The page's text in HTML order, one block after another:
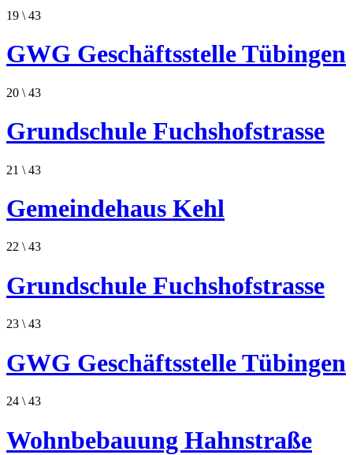
19 \ 43
GWG Geschäftsstelle Tübingen
20 \ 43
Grundschule Fuchshofstrasse
21 \ 43
Gemeindehaus Kehl
22 \ 43
Grundschule Fuchshofstrasse
23 \ 43
GWG Geschäftsstelle Tübingen
24 \ 43
Wohnbebauung Hahnstraße